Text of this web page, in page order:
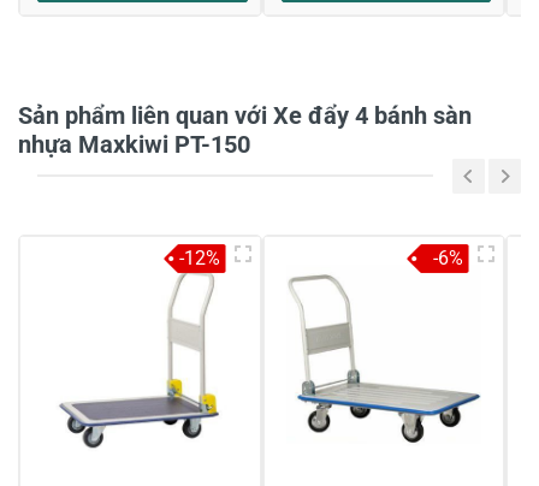
Sản phẩm liên quan với Xe đẩy 4 bánh sàn
nhựa Maxkiwi PT-150
-12% -6%